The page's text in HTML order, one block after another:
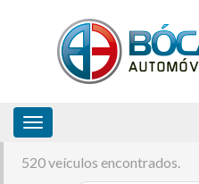
Toggle navigation
520 veículos encontrados.